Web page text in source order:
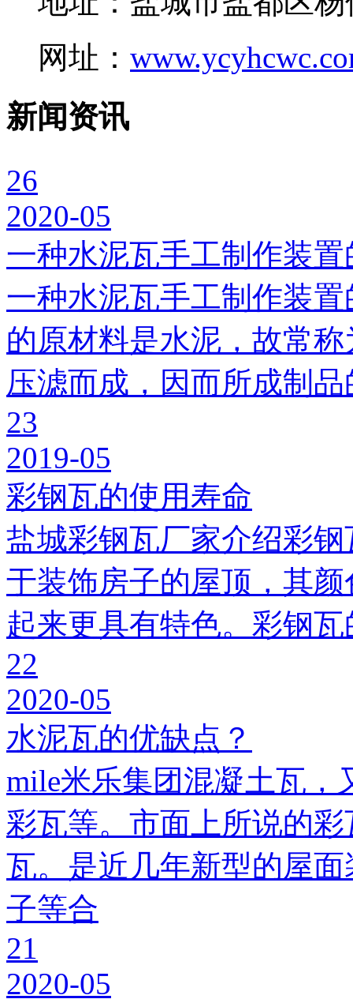
网址：
新闻资讯
26
2020-05
一种水泥瓦手工制作装
一种水泥瓦手工制作装
的原材料是水泥，故常
压滤而成，因而所成制
23
2019-05
彩钢瓦的使用寿命
盐城彩钢瓦厂家介绍彩
于装饰房子的屋顶，其
起来更具有特色。彩钢
22
2020-05
水泥瓦的优缺点？
mile米乐集团混凝土瓦，
彩瓦等。市面上所说的
瓦。是近几年新型的屋
子等合
21
2020-05